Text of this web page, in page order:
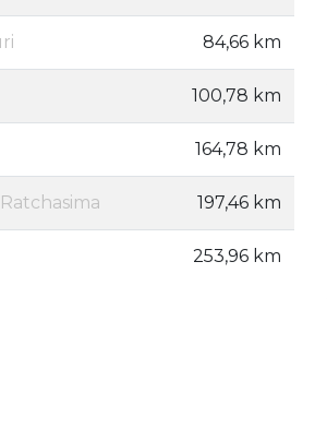
84,66 km
100,78 km
164,78 km
197,46 km
253,96 km